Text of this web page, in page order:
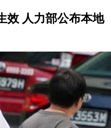
效 人力部公布本地